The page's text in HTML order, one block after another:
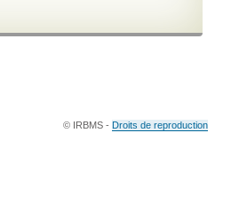
© IRBMS - Droits de reproduction